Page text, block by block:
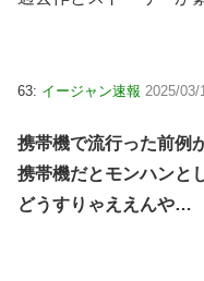
63: イージャン速報 2025/03/
携帯機で流行った前例
携帯機だとモンハンと
どうすりゃええんや…